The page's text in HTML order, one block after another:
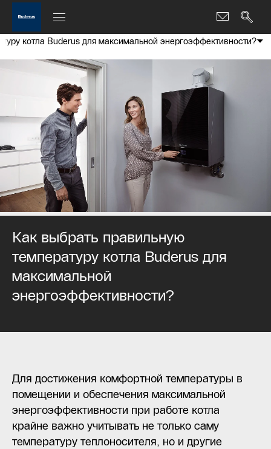
котла Buderus для максимальной энергоэффективности?
Как выбрать правильную
температуру котла Buderus для
максимальной
энергоэффективности?
Для достижения комфортной температуры в
помещении и обеспечения максимальной
энергоэффективности при работе котла
крайне важно учитывать не только саму
температуру теплоносителя, но и другие